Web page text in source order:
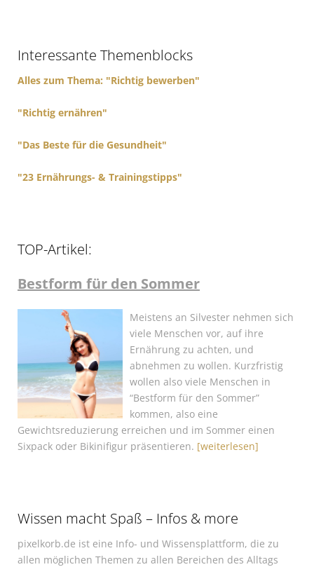
o
Interessante Themenblocks
Alles zum Thema: "Richtig bewerben"
"Richtig ernähren"
"Das Beste für die Gesundheit"
"23 Ernährungs- & Trainingstipps"
TOP-Artikel:
Bestform für den Sommer
Meistens an Silvester nehmen sich
viele Menschen vor, auf ihre
Ernährung zu achten, und
abnehmen zu wollen. Kurzfristig
wollen also viele Menschen in
“Bestform für den Sommer”
kommen, also eine
Gewichtsreduzierung erreichen und im Sommer einen
Sixpack oder Bikinifigur präsentieren. [weiterlesen]
Wissen macht Spaß – Infos & more
pixelkorb.de ist eine Info- und Wissensplattform, die zu
allen möglichen Themen zu allen Bereichen des Alltags